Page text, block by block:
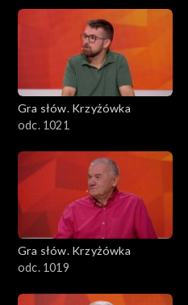
Gra słów. Krzyżówka
odc. 1021
Gra słów. Krzyżówka
odc. 1019